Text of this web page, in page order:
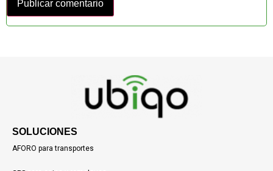
SOLUCIONES
AFORO para transportes